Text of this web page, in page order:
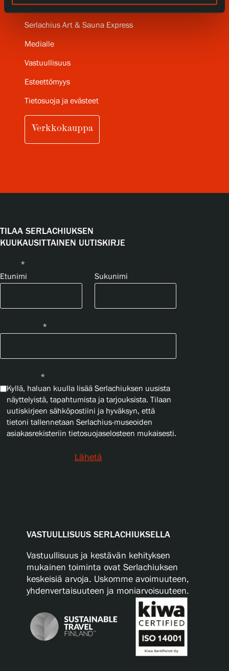
Serlachius Taidesauna
Serlachius Art & Sauna Express
Medialle
Vastuullisuus
Esteettömyys
Tietosuoja ja evästeet
Verkkokauppa
TILAA SERLACHIUKSEN
KUUKAUSITTAINEN UUTISKIRJE
*
Etunimi
Sukunimi
*
*
Kyllä, haluan kuulla lisää Serlachiuksen uusista
näyttelyistä, tapahtumista ja tarjouksista. Tilaan
uutiskirjeen sähköpostiini ja hyväksyn, että
tietoni tallennetaan Serlachius-museoiden
asiakasrekisteriin tietosuojaselosteen mukaisesti.
Lähetä
VASTUULLISUUS SERLACHIUKSELLA
Vastuullisuus ja kestävän kehityksen
mukainen toiminta ovat Serlachiuksen
keskeisiä arvoja. Uskomme avoimuuteen,
yhdenvertaisuuteen ja moniarvoisuuteen.